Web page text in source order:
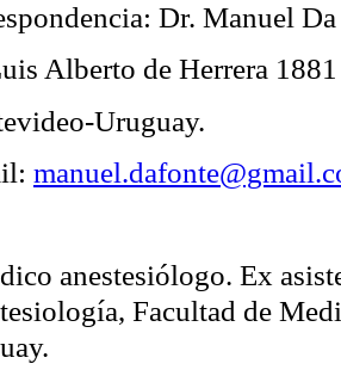
Dr. Manuel
Alberto de Herrera 1881
Uruguay.
anestesiólogo. Ex
Facultad de